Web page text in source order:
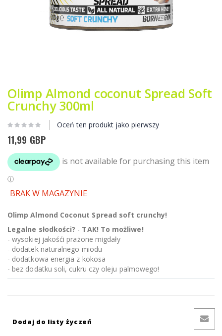
na
początek
galerii
Olimp Almond coconut Spread Soft
Crunchy 300ml
Oceń ten produkt jako pierwszy
11,99 GBP
BRAK W MAGAZYNIE
Olimp Almond Coconut Spread soft crunchy!
Legalne słodkości? - TAK! To możliwe!
- wysokiej jakośći prażone migdały
- dodatek naturalnego miodu
- dodatkowa energia z kokosa
- bez dodatku soli, cukru czy oleju palmowego!
Dodaj do listy życzeń